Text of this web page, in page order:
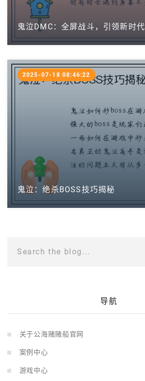
鬼泣DMC：全屏战斗，引领新时代
鬼泣：绝杀BOSS技巧揭秘
2025-07-18 08:46:22
Search the blog...
导航
关于公海赌赌船官网
案例中心
游戏中心